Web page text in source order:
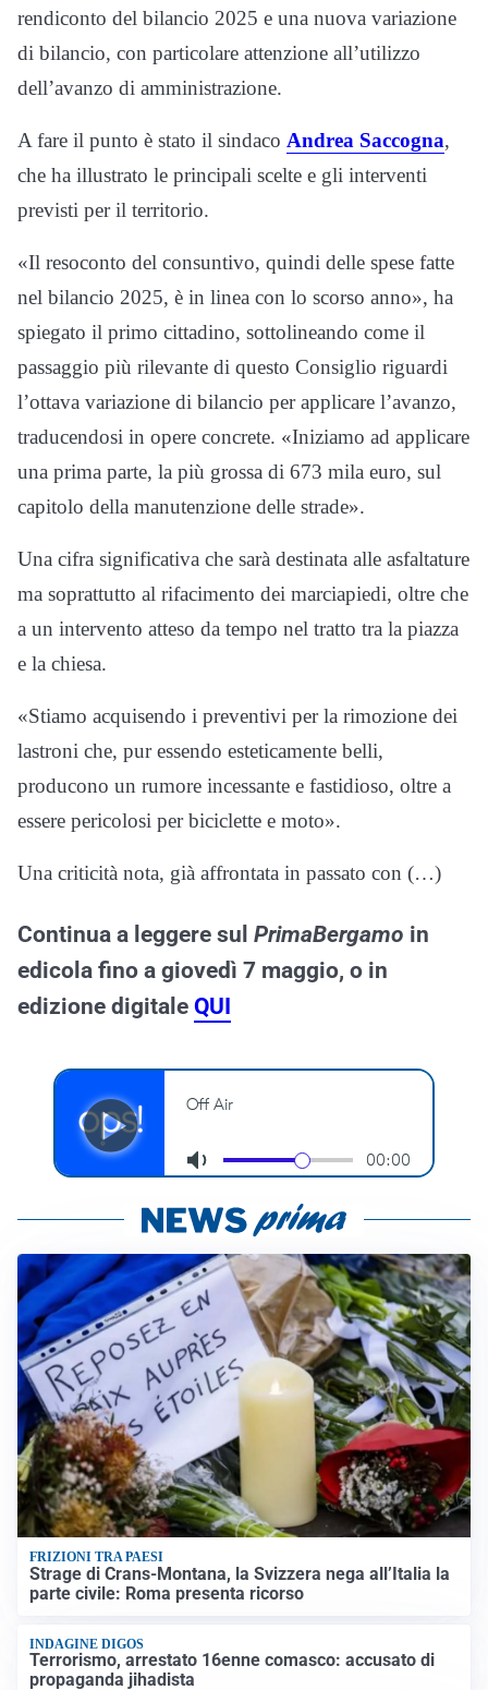
rendiconto del bilancio 2025 e una nuova variazione
di bilancio, con particolare attenzione all’utilizzo
dell’avanzo di amministrazione.
A fare il punto è stato il sindaco Andrea Saccogna,
che ha illustrato le principali scelte e gli interventi
previsti per il territorio.
«Il resoconto del consuntivo, quindi delle spese fatte
nel bilancio 2025, è in linea con lo scorso anno», ha
spiegato il primo cittadino, sottolineando come il
passaggio più rilevante di questo Consiglio riguardi
l’ottava variazione di bilancio per applicare l’avanzo,
traducendosi in opere concrete. «Iniziamo ad applicare
una prima parte, la più grossa di 673 mila euro, sul
capitolo della manutenzione delle strade».
Una cifra significativa che sarà destinata alle asfaltature
ma soprattutto al rifacimento dei marciapiedi, oltre che
a un intervento atteso da tempo nel tratto tra la piazza
e la chiesa.
«Stiamo acquisendo i preventivi per la rimozione dei
lastroni che, pur essendo esteticamente belli,
producono un rumore incessante e fastidioso, oltre a
essere pericolosi per biciclette e moto».
Una criticità nota, già affrontata in passato con (…)
Continua a leggere sul PrimaBergamo in
edicola fino a giovedì 7 maggio, o in
edizione digitale QUI
FRIZIONI TRA PAESI
Strage di Crans-Montana, la Svizzera nega all’Italia la
parte civile: Roma presenta ricorso
INDAGINE DIGOS
Terrorismo, arrestato 16enne comasco: accusato di
propaganda jihadista